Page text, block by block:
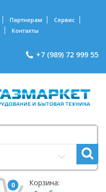
Партнерам
Сервис
Контакты
+7 (989) 72 999 55
0
Корзина: